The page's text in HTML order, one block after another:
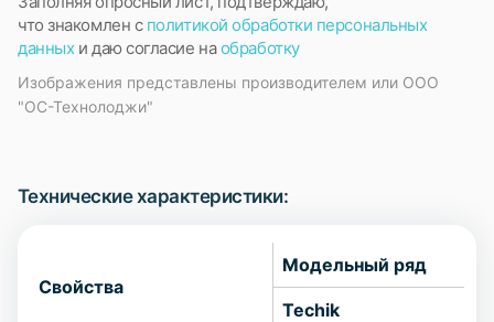
что знакомлен с политикой обработки персональных
данныхи даю согласие наобработку
Изображения представлены производителем или ООО
"ОС-Технолоджи"
Технические характеристики:
Свойства
Модельный ряд
Techik